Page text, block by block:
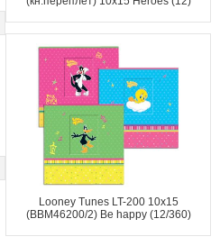
Looney Tunes LT-200 10x15
(BBM46200/2) Be happy (12/360)